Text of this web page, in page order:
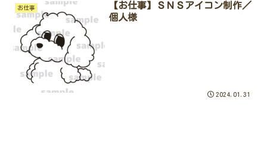
お仕事
【お仕事】ＳＮＳアイコン制作／
個人様
2024.01.31